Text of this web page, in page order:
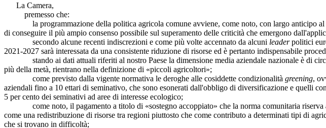
La Camera,
premesso che:
la programmazione della politica agricola comune avviene, come noto, con largo anticipo al
di conseguire il più ampio consenso possibile sul superamento delle criticità che emergono
secondo alcune recenti indiscrezioni e come più volte accennato da alcuni leaderpolitici
2021-2027 sarà interessata da una consistente riduzione di risorse ed è pertanto indispensabile
stando ai dati attuali riferiti al nostro Paese la dimensione media aziendale nazionale è di
più della metà, rientrano nella definizione di «piccoli agricoltori»;
come previsto dalla vigente normativa le deroghe alle cosiddette condizionalità greening,
aziendali fino a 10 ettari di seminativo, che sono esonerati dall'obbligo di diversificazione e quelli
5 per cento dei seminativi ad aree di interesse ecologico;
come noto, il pagamento a titolo di «sostegno accoppiato» che la norma comunitaria riserva
come una redistribuzione di risorse tra regioni piuttosto che come contributo a determinati tipi di
che si trovano in difficoltà;